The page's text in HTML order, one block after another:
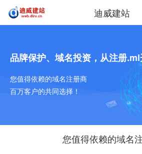
迪威建站
品牌保护、域名投资，从注册
您值得依赖的域名注册商
百万客户的共同选择！
您值得依赖的域名